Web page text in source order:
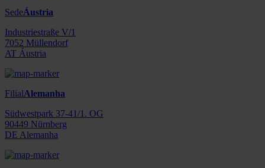
SedeÁustria
Industriestraße V/1
7052 Müllendorf
AT Áustria
FilialAlemanha
Südwestpark 37-41/1. OG
90449 Nürnberg
DE Alemanha